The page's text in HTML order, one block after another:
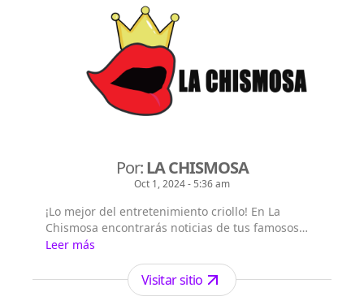
Por:LA CHISMOSA
Oct 1, 2024 - 5:36 am
¡Lo mejor del entretenimiento criollo! En La
Chismosa encontrarás noticias de tus famosos
colombianos favoritos: videos, fotos, chismes... y
siempre contenido veraz y divertido
Leer más
Visitar sitio